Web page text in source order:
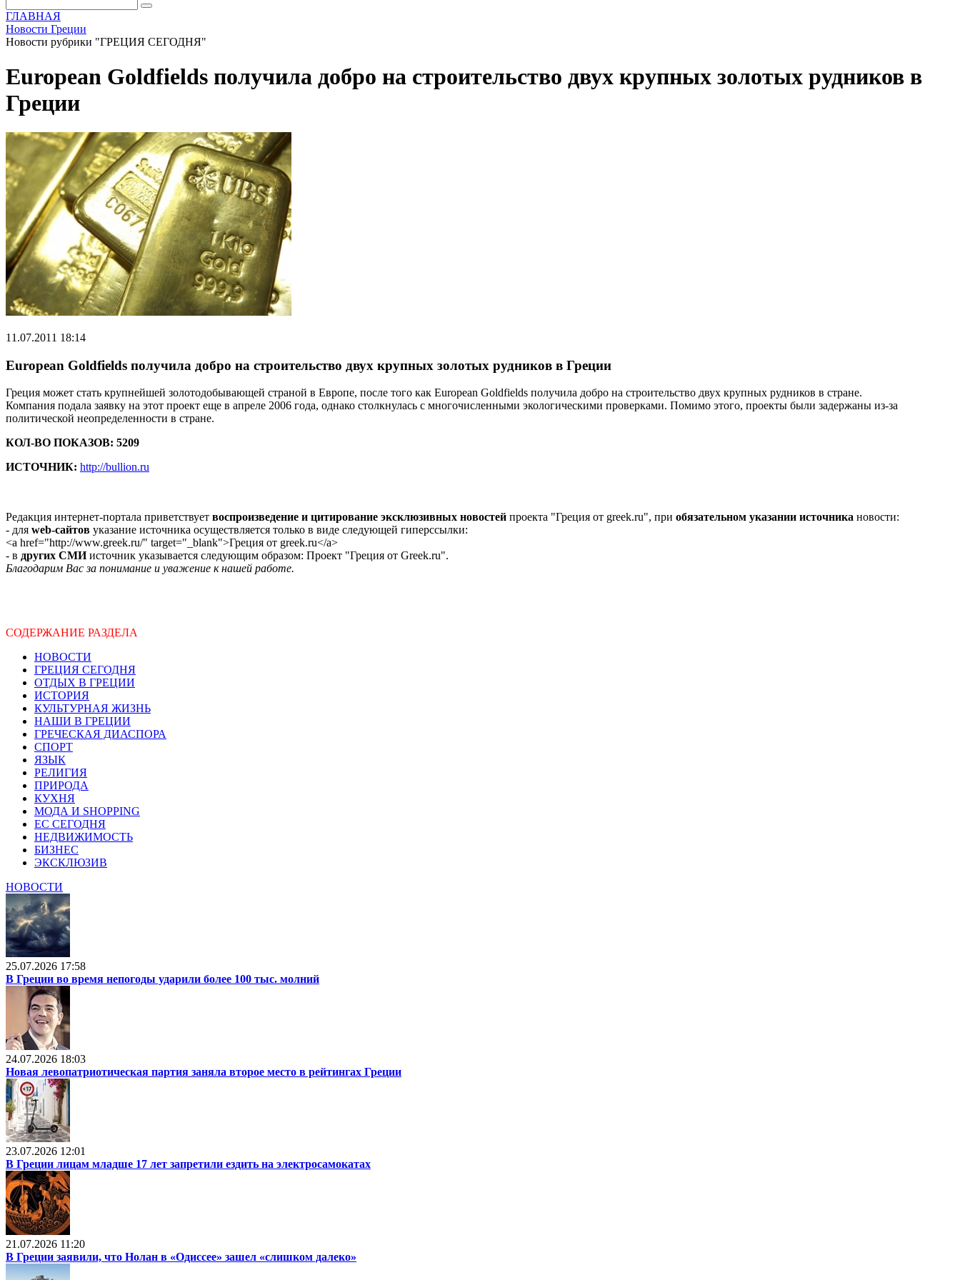
ГЛАВНАЯ
Новости Греции
Новости рубрики "ГРЕЦИЯ СЕГОДНЯ"
European Goldfields получила добро на строительство двух крупных золотых рудников в
Греции
11.07.2011 18:14
European Goldfields получила добро на строительство двух крупных золотых рудников в Греции
Греция может стать крупнейшей золотодобывающей страной в Европе, после того как European Goldfields получила добро на строительство двух крупных рудников в стране.
Компания подала заявку на этот проект еще в апреле 2006 года, однако столкнулась с многочисленными экологическими проверками. Помимо этого, проекты были задержаны из-за
политической неопределенности в стране.
КОЛ-ВО ПОКАЗОВ: 5209
ИСТОЧНИК: http://bullion.ru
Редакция интернет-портала приветствует воспроизведение и цитирование эксклюзивных новостей проекта "Греция от greek.ru", при обязательном указании источника новости:
- для web-сайтов указание источника осуществляется только в виде следующей гиперссылки:
<a href="http://www.greek.ru/" target="_blank">Греция от greek.ru</a>
- в других СМИисточник указывается следующим образом: Проект "Греция от Greek.ru".
Благодарим Вас за понимание и уважение к нашей работе.
СОДЕРЖАНИЕ РАЗДЕЛА
НОВОСТИ
ГРЕЦИЯ СЕГОДНЯ
ОТДЫХ В ГРЕЦИИ
ИСТОРИЯ
КУЛЬТУРНАЯ ЖИЗНЬ
НАШИ В ГРЕЦИИ
ГРЕЧЕСКАЯ ДИАСПОРА
СПОРТ
ЯЗЫК
РЕЛИГИЯ
ПРИРОДА
КУХНЯ
МОДА И SHOPPING
ЕС СЕГОДНЯ
НЕДВИЖИМОСТЬ
БИЗНЕС
ЭКСКЛЮЗИВ
НОВОСТИ
25.07.2026 17:58
В Греции во время непогоды ударили более 100 тыс. молний
24.07.2026 18:03
Новая левопатриотическая партия заняла второе место в рейтингах Греции
23.07.2026 12:01
В Греции лицам младше 17 лет запретили ездить на электросамокатах
21.07.2026 11:20
В Греции заявили, что Нолан в «Одиссее» зашел «слишком далеко»